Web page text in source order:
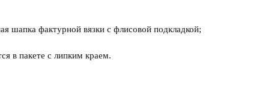
шапка фактурной вязки с флисовой подкладкой;
в пакете с липким краем.